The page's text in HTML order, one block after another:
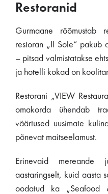
Restoranid
Gurmaane rõõmustab
restoran „Il Sole“ pakub
– pitsad valmistatakse
ja hotelli kokad on
Restorani „VIEW
omakorda ühendab
väärtused uusimate
põnevat maitseelamust.
Erinevaid mereande
aastaringselt, kuid aasta
oodatud ka „Seafood